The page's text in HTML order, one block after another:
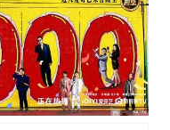
以军士兵把枪口对准中国记者
笔试第一被劝弃考涉事副校长被撤职
眼壁置换
构建更高水平的全民健身公共服务体系